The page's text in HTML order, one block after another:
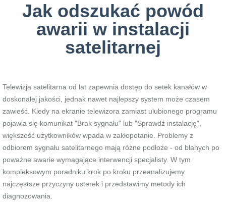
Jak odszukać powód
awarii w instalacji
satelitarnej
Telewizja satelitarna od lat zapewnia dostęp do setek kanałów w
doskonałej jakości, jednak nawet najlepszy system może czasem
zawieść. Kiedy na ekranie telewizora zamiast ulubionego programu
pojawia się komunikat "Brak sygnału" lub "Sprawdź instalację",
większość użytkowników wpada w zakłopotanie. Problemy z
odbiorem sygnału satelitarnego mają różne podłoże - od błahych po
poważne awarie wymagające interwencji specjalisty. W tym
kompleksowym poradniku krok po kroku przeanalizujemy
najczęstsze przyczyny usterek i przedstawimy metody ich
diagnozowania.